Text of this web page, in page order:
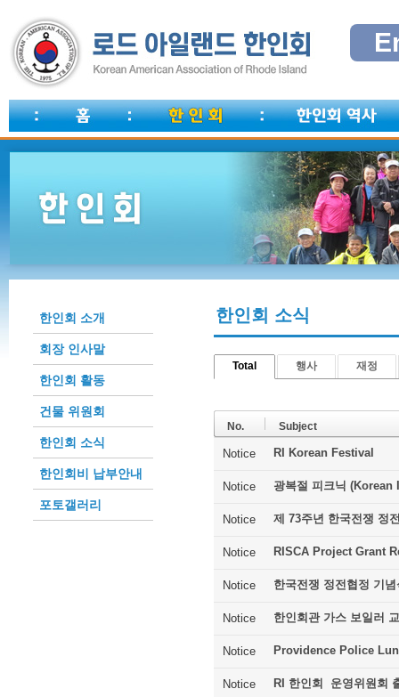
한인회 소개
회장 인사말
한인회 활동
건물 위원회
한인회 소식
한인회비 납부안내
포토갤러리
한인회 소식
Total 행사 재정
No. Subject
Notice RI Korean Festival
Notice 광복절 피크닉
Notice 제 73주년 한국전쟁 정
Notice RISCA Project Grant
Notice 한국전쟁 정전협정 기념
Notice 한인회관 가스 보일러
Notice Providence Police
Notice RI 한인회 운영위원회